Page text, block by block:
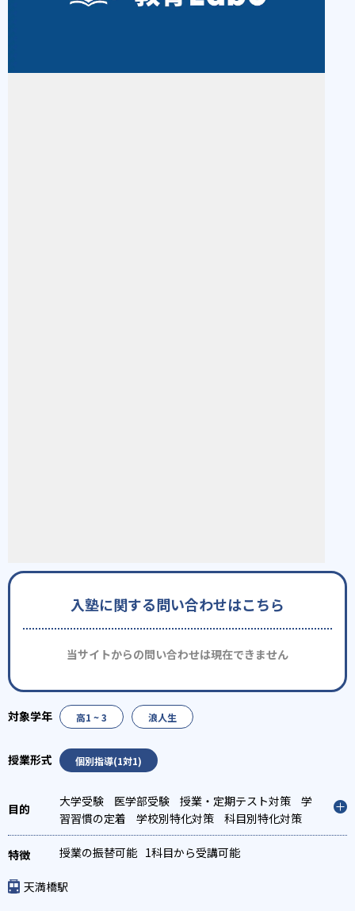
入塾に関する問い合わせはこちら
当サイトからの問い合わせは現在できません
高1 ~ 3 浪人生
個別指導(1対1)
大学受験 医学部受験 授業・定期テスト対策
学
習習慣の定着
学校別特化対策 科目別特化対策
授業の振替可能 1科目から受講可能
天満橋駅